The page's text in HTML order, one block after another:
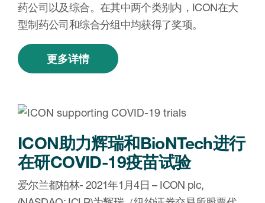
药公司以及综合。在其中两个类别内，ICON在大
型制药公司和综合分组中均获得了奖项。
更多详情
ICON助力辉瑞和BioNTech进行
在研COVID-19疫苗试验
爱尔兰都柏林- 2021年1月4日 – ICON plc,